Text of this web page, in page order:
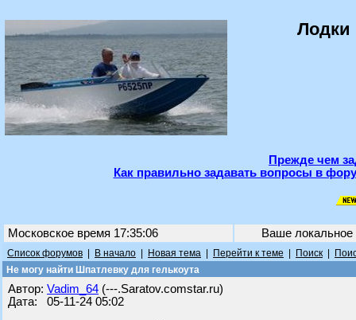
Лодки
Прежде чем
Как правильно задавать вопросы в
Московское время 17:35:06 Ваше
Список форумов В начало Новая тема Перейти к теме Поиск
Не могу найти Шпатлевку для гелькоута
Автор: Vadim_64 (---.Saratov.comstar.ru)
Дата: 05-11-24 05:02